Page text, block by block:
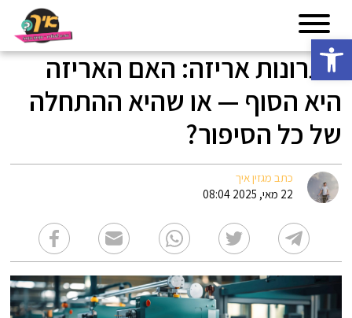
פתח סרגל נגישות
פתרונות אריזה: האם האריזה
היא הסוף — או שהיא ההתחלה
של כל הסיפור?
כתב מגזין איך
22 מאי, 2025 08:04